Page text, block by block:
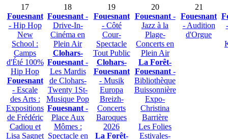
17
Fouesnant
- Hip Hop
New
School :
Camps
d'Été 100%
Hip Hop
Fouesnant
- Escale
des Arts :
Expositions
de Frédéric
Cadiou et
Lisa Sagnet
18
Fouesnant -
Drive-In-
Cinéma en
Plein Air
Clohars-
Fouesnant -
Les Mardis
de Clohars-
Twenty 1St-
Musique Pop
Fouesnant -
Place Aux
Mômes :
Spectacle en
19
Fouesnant
- Côté
Cour-
Spectacle
Tout Public
Clohars-
Fouesnant
- Musik
Europa
Breizh-
Concerts
Baroques
2026
La Forêt-
20
Fouesnant-
Jazz à la
Plage-
Concerts en
Plein Air
La Forêt-
Fouesnant-
Bibliothèque
Buissonnière
Expo-
Christina
Barrière
Les Folies
Estivales-
21
Fouesnant
- Audition
d'Orgue